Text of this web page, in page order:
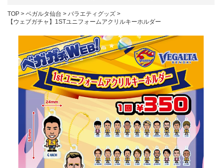
TOP ベガルタ仙台
バラエティグッズ
【ウェブガチャ】1STユニフォームアクリルキーホルダー